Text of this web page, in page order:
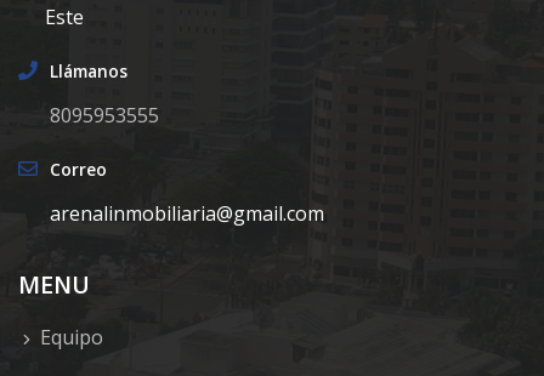
Este
Llámanos
8095953555
Correo
arenalinmobiliaria@gmail.com
MENU
Equipo